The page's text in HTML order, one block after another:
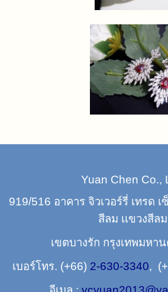
Yuan Chen Co.,
919/516 อาคาร จิวเวอร์รี่ เทรด
สีลม เเขวงสีลม
เขตบางรัก กรุงเทพมหา
เบอร์โทร. (+66) 2-630-3340,